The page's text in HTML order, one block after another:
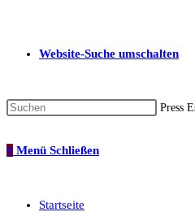
Website-Suche umschalten
Press
0 Menü Schließen
Startseite